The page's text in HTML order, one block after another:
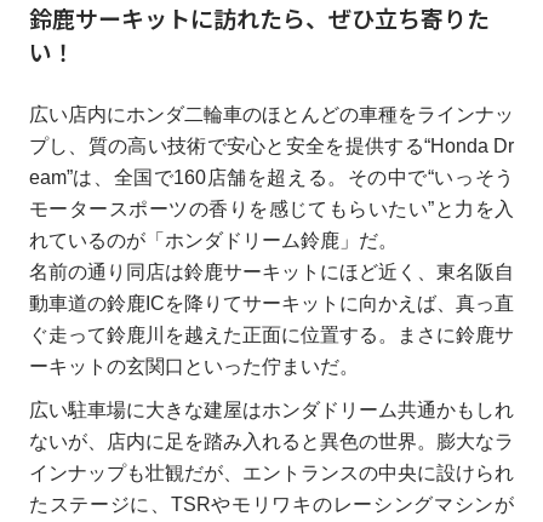
鈴鹿サーキットに訪れたら、ぜひ立ち寄りた
い！
広い店内にホンダ二輪車のほとんどの車種をラインナッ
プし、質の高い技術で安心と安全を提供する“Honda Dr
eam”は、全国で160店舗を超える。その中で“いっそう
モータースポーツの香りを感じてもらいたい”と力を入
れているのが「ホンダドリーム鈴鹿」だ。
名前の通り同店は鈴鹿サーキットにほど近く、東名阪自
動車道の鈴鹿ICを降りてサーキットに向かえば、真っ直
ぐ走って鈴鹿川を越えた正面に位置する。まさに鈴鹿サ
ーキットの玄関口といった佇まいだ。
広い駐車場に大きな建屋はホンダドリーム共通かもしれ
ないが、店内に足を踏み入れると異色の世界。膨大なラ
インナップも壮観だが、エントランスの中央に設けられ
たステージに、TSRやモリワキのレーシングマシンが